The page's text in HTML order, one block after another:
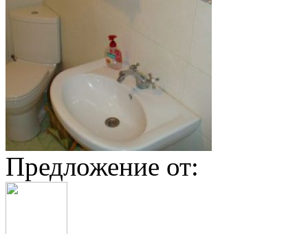
Предложение от: